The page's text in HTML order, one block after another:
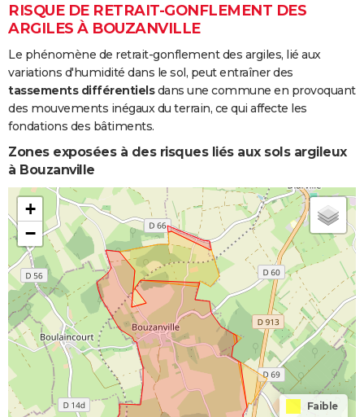
RISQUE DE RETRAIT-GONFLEMENT DES
ARGILES À BOUZANVILLE
Le phénomène de retrait-gonflement des argiles, lié aux
variations d'humidité dans le sol, peut entraîner des
tassements différentielsdans une commune en provoquant
des mouvements inégaux du terrain, ce qui affecte les
fondations des bâtiments.
Zones exposées à des risques liés aux sols argileux
à Bouzanville
+
−
Faible